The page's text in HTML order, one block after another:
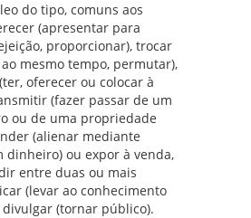
do tipo, comuns aos
(apresentar para
proporcionar), trocar
mesmo tempo, permutar),
oferecer ou colocar à
(fazer passar de um
ou de uma propriedade
(alienar mediante
dinheiro) ou expor à venda,
entre duas ou mais
(levar ao conhecimento
(tornar público).